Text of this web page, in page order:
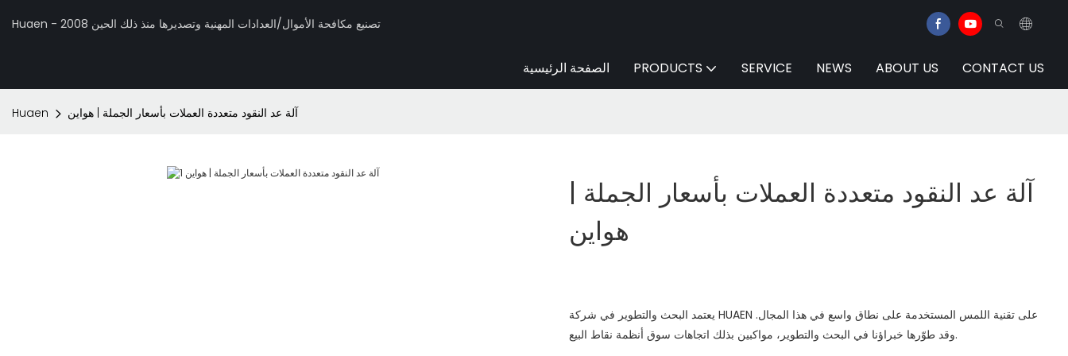
Huaen - تصنيع مكافحة الأموال/العدادات المهنية وتصديرها منذ ذلك الحين 2008
الصفحة الرئيسية PRODUCTS SERVICE NEWS ABOUT US CONTACT US
Huaen آلة عد النقود متعددة العملات بأسعار الجملة | هواين
آلة عد النقود متعددة العملات بأسعار الجملة |
هواين
يعتمد البحث والتطوير في شركة HUAEN على تقنية اللمس المستخدمة على نطاق واسع في هذا المجال.
وقد طوّرها خبراؤنا في البحث والتطوير، مواكبين بذلك اتجاهات سوق أنظمة نقاط البيع.